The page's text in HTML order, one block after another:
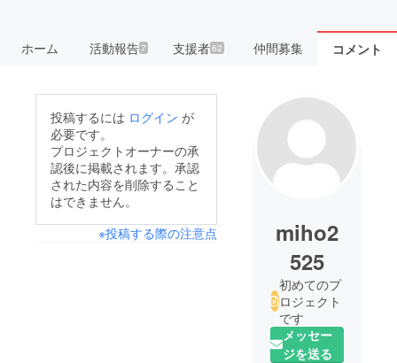
ホーム 活動報告7 支援者62 仲間募集 コメント
投稿するには ログイン が
必要です。
プロジェクトオーナーの承
認後に掲載されます。承認
された内容を削除すること
はできません。
※投稿する際の注意点
miho2
525
初めてのプ
ロジェクト
です
メッセー
ジを送る